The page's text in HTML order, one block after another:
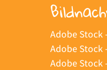
Adobe Stock
Adobe Stock
Adobe Stock